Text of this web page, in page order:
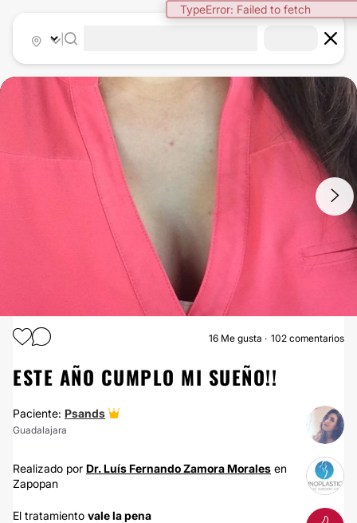
AUMENTO DE BUSTO
16 Me gusta 102 comentarios
ESTE AÑO CUMPLO MI SUEÑO!!
Paciente: Psands
Guadalajara
Realizado por Dr. Luís Fernando Zamora Morales en
Zapopan
El tratamiento vale la pena